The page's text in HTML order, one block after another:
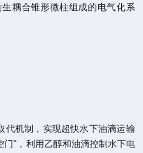
耦合锥形微柱组成的电气化系
代机制，实现超快水下油滴运输
门"，利用乙醇和油滴控制水下电